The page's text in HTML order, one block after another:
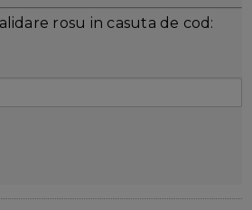
rosu in casuta de cod: